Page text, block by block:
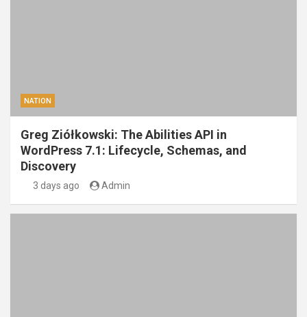
NATION
Greg Ziółkowski: The Abilities API in
WordPress 7.1: Lifecycle, Schemas, and
Discovery
3 days ago Admin